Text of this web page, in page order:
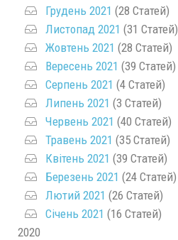
Грудень 2021 (28 Статей)
Листопад 2021 (31 Статей)
Жовтень 2021 (28 Статей)
Вересень 2021 (39 Статей)
Серпень 2021 (4 Статей)
Липень 2021 (3 Статей)
Червень 2021 (40 Статей)
Травень 2021 (35 Статей)
Квітень 2021 (39 Статей)
Березень 2021 (24 Статей)
Лютий 2021 (26 Статей)
Січень 2021 (16 Статей)
2020